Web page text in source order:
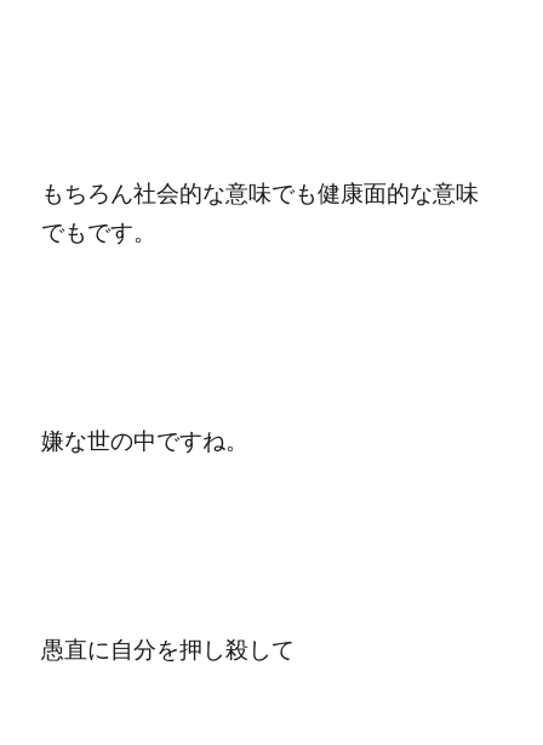
もちろん社会的な意味でも健康面的な意味
でもです。
嫌な世の中ですね。
愚直に自分を押し殺して